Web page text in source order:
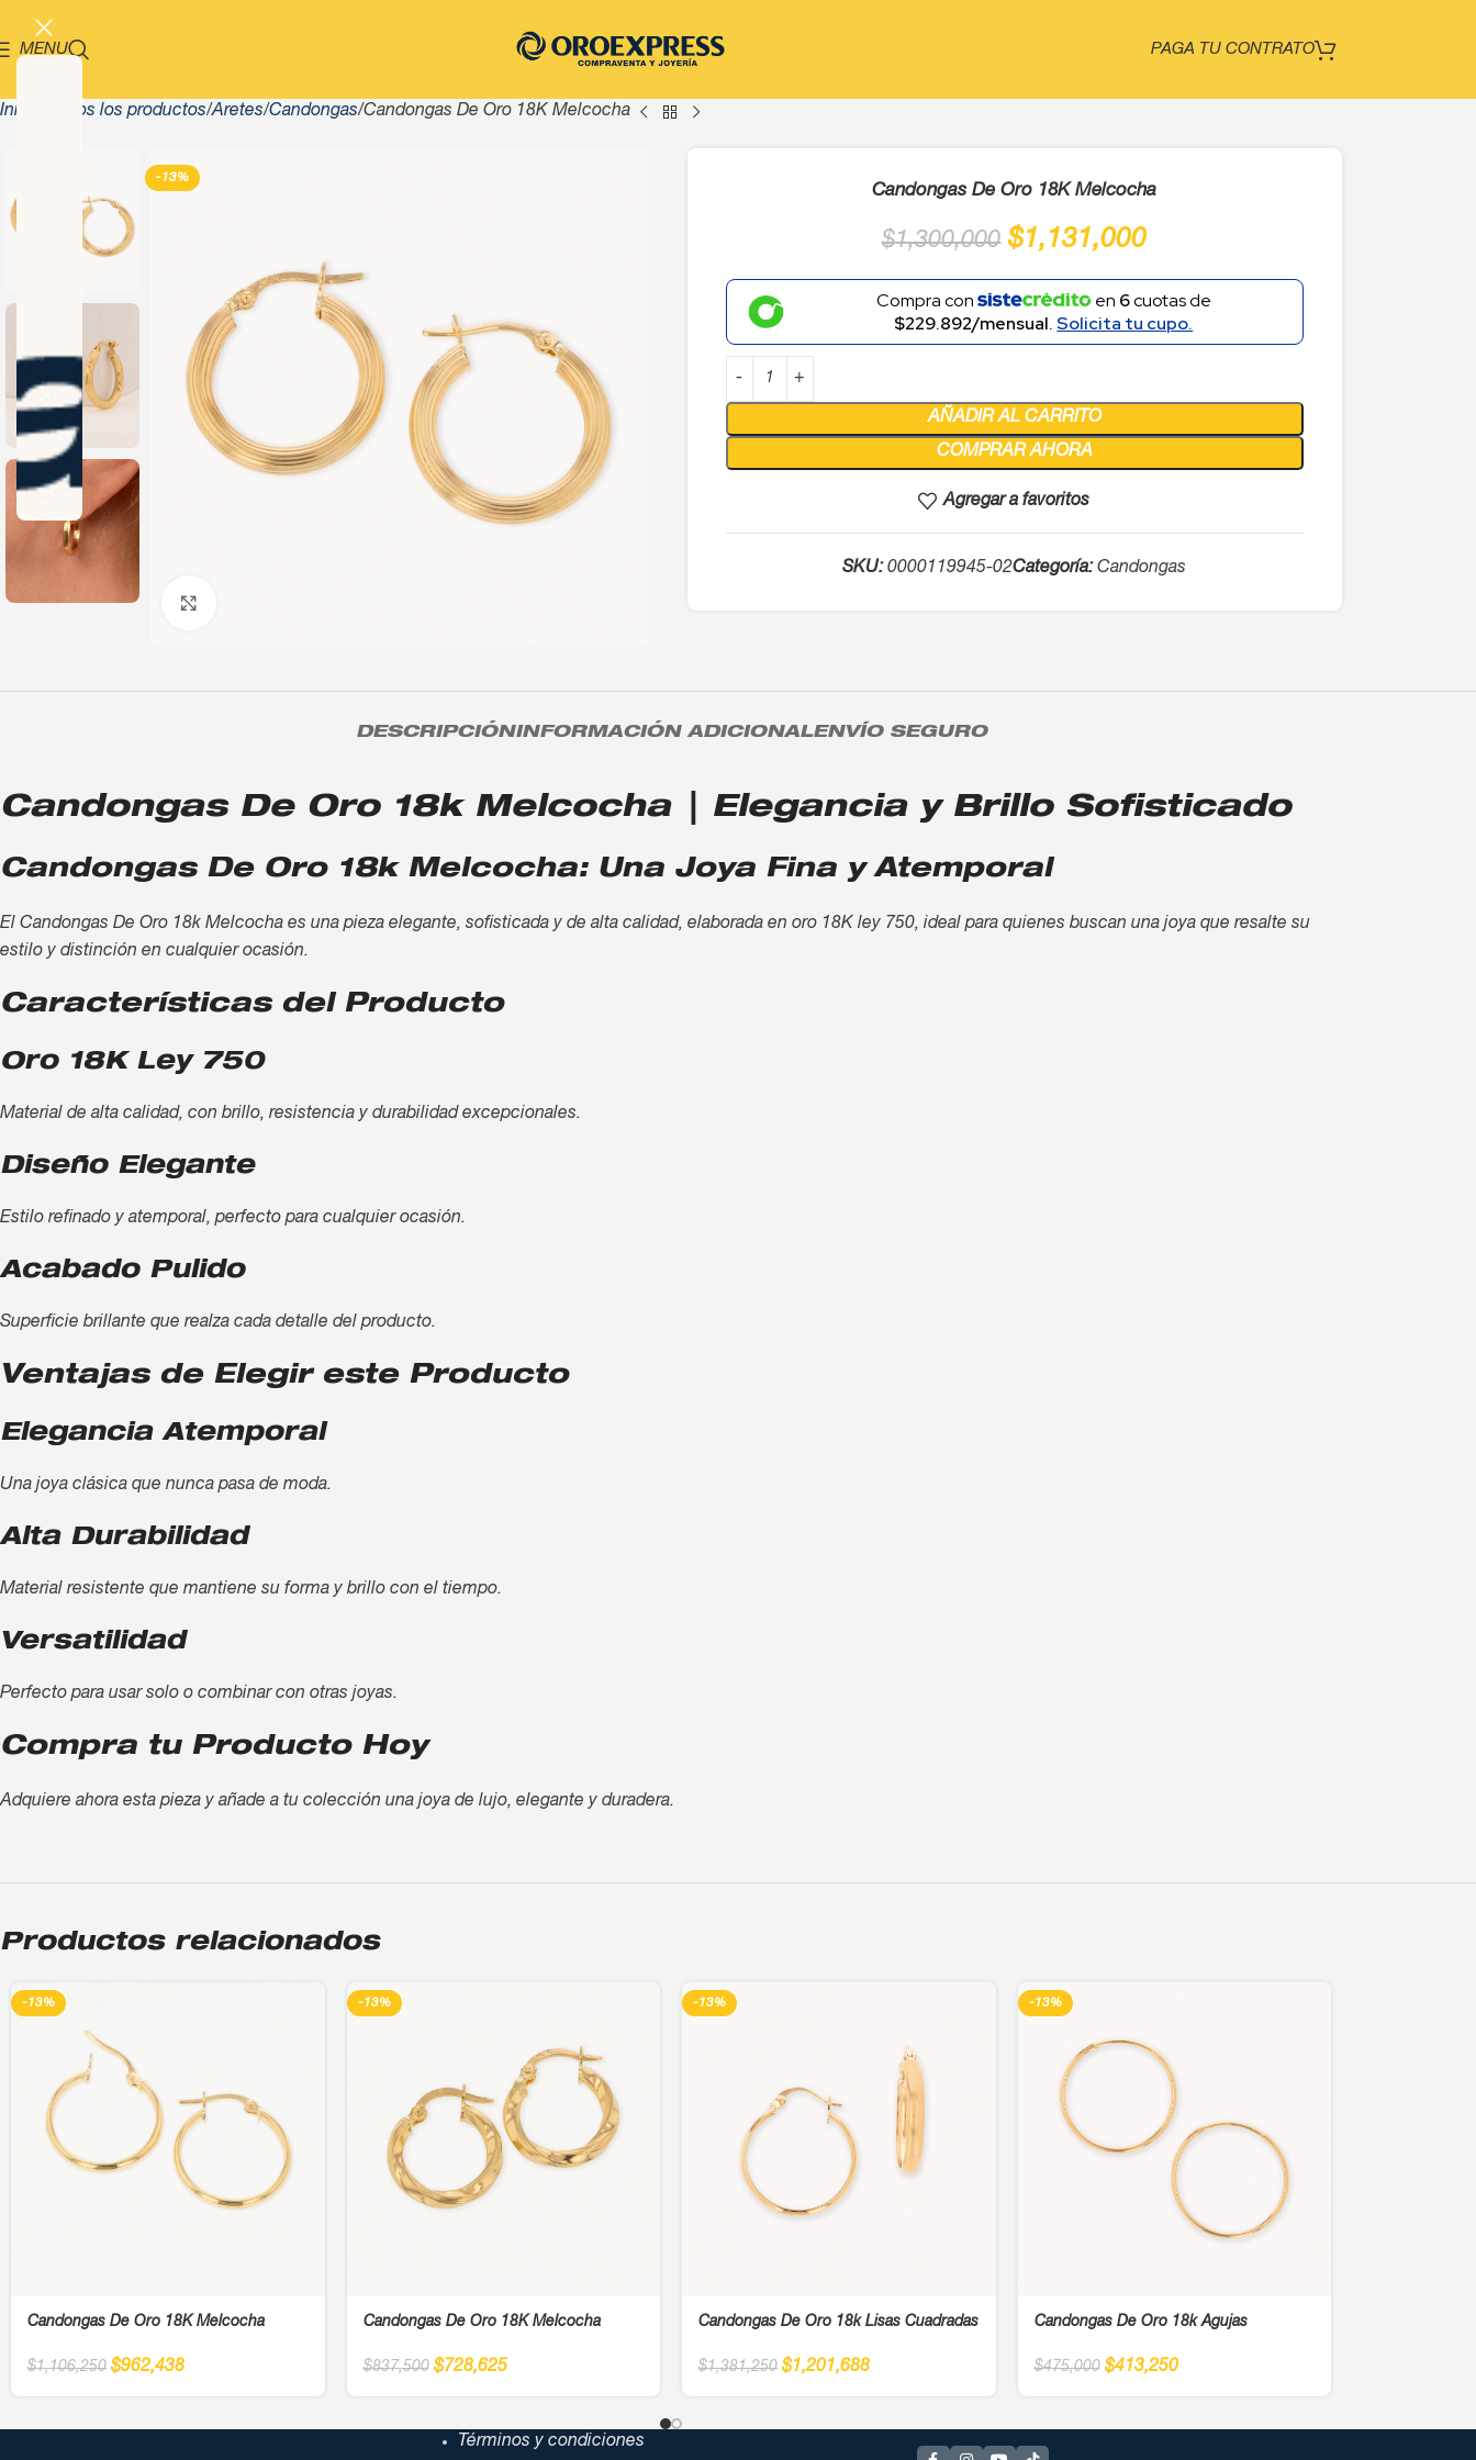
MENU PAGA TU CONTRATO
Inicio Todos los productos Aretes Candongas Candongas De Oro 18K Melcocha
-13%
Candongas De Oro 18K Melcocha
$1,300,000 $1,131,000
Compra con en 6cuotas de
$229.892/mensual.Solicita tu cupo.
AÑADIR AL CARRITO
COMPRAR AHORA
Agregar a favoritos
SKU:0000119945-02Categoría: Candongas
DESCRIPCIÓNINFORMACIÓN ADICIONALENVÍO SEGURO
Candongas De Oro 18k Melcocha | Elegancia y Brillo Sofisticado
Candongas De Oro 18k Melcocha: Una Joya Fina y Atemporal
El Candongas De Oro 18k Melcocha es una pieza elegante, sofisticada y de alta calidad, elaborada en oro 18K ley 750, ideal para quienes buscan una joya que resalte su
estilo y distinción en cualquier ocasión.
Características del Producto
Oro 18K Ley 750
Material de alta calidad, con brillo, resistencia y durabilidad excepcionales.
Diseño Elegante
Estilo refinado y atemporal, perfecto para cualquier ocasión.
Acabado Pulido
Superficie brillante que realza cada detalle del producto.
Ventajas de Elegir este Producto
Elegancia Atemporal
Una joya clásica que nunca pasa de moda.
Alta Durabilidad
Material resistente que mantiene su forma y brillo con el tiempo.
Versatilidad
Perfecto para usar solo o combinar con otras joyas.
Compra tu Producto Hoy
Adquiere ahora esta pieza y añade a tu colección una joya de lujo, elegante y duradera.
Productos relacionados
-13%
Candongas De Oro 18K Melcocha
$1,106,250 $962,438
-13%
Candongas De Oro 18K Melcocha
$837,500 $728,625
-13%
Candongas De Oro 18k Lisas Cuadradas
$1,381,250 $1,201,688
-13%
Candongas De Oro 18k Agujas
$475,000 $413,250
Términos y condiciones